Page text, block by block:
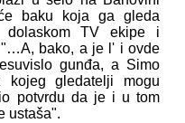
baku koja ga gleda
dolaskom TV ekipe i
bako, a je l' i ovde
gunđa, a Simo
gledatelji mogu
potvrdu da je i u tom
ustaša".